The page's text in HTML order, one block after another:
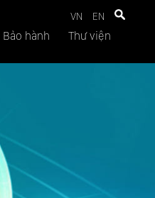
VN EN
Bảo hành Thư viện